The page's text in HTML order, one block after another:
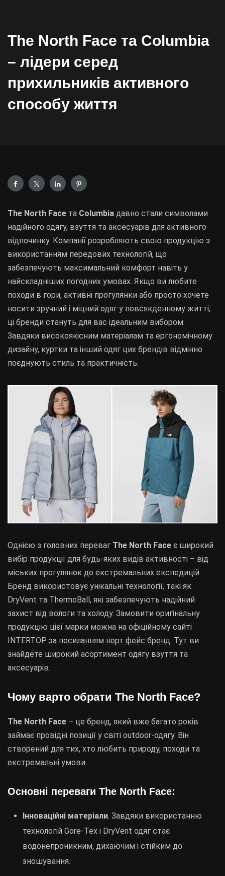
The North Face та Columbia
– лідери серед
прихильників активного
способу життя
The North Face та Columbia давно стали символами
надійного одягу, взуття та аксесуарів для активного
відпочинку. Компанії розробляють свою продукцію з
використанням передових технологій, що
забезпечують максимальний комфорт навіть у
найскладніших погодних умовах. Якщо ви любите
походи в гори, активні прогулянки або просто хочете
носити зручний і міцний одяг у повсякденному житті,
ці бренди стануть для вас ідеальним вибором.
Завдяки високоякісним матеріалам та ергономічному
дизайну, куртки та інший одяг цих брендів відмінно
поєднують стиль та практичність.
Однією з головних переваг The North Face є широкий
вибір продукції для будь-яких видів активності – від
міських прогулянок до екстремальних експедицій.
Бренд використовує унікальні технології, такі як
DryVent та ThermoBall, які забезпечують надійний
захист від вологи та холоду. Замовити оригінальну
продукцію цієї марки можна на офіційному сайті
INTERTOP за посиланням норт фейс бренд. Тут ви
знайдете широкий асортимент одягу взуття та
аксесуарів.
Чому варто обрати The North Face?
The North Face – це бренд, який вже багато років
займає провідні позиції у світі outdoor-одягу. Він
створений для тих, хто любить природу, походи та
екстремальні умови.
Основні переваги The North Face:
Інноваційні матеріали. Завдяки використанню
технологій Gore-Tex і DryVent одяг стає
водонепроникним, дихаючим і стійким до
зношування.